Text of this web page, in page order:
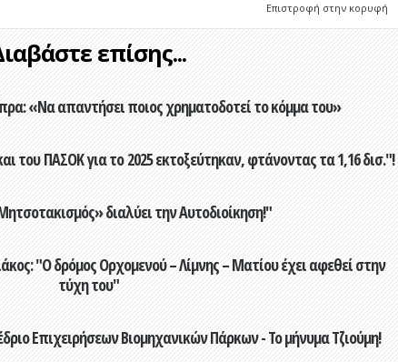
Επιστροφή στην κορυφή
επίσης...
«Να απαντήσει ποιος χρηματοδοτεί το κόμμα του»
του ΠΑΣΟΚ για το 2025 εκτοξεύτηκαν, φτάνοντας τα 1,16 δισ."!
διαλύει την Αυτοδιοίκηση!"
"Ο δρόμος Ορχομενού – Λίμνης – Ματίου έχει αφεθεί στην
τύχη του"
Επιχειρήσεων Βιομηχανικών Πάρκων - Το μήνυμα Τζιούμη!